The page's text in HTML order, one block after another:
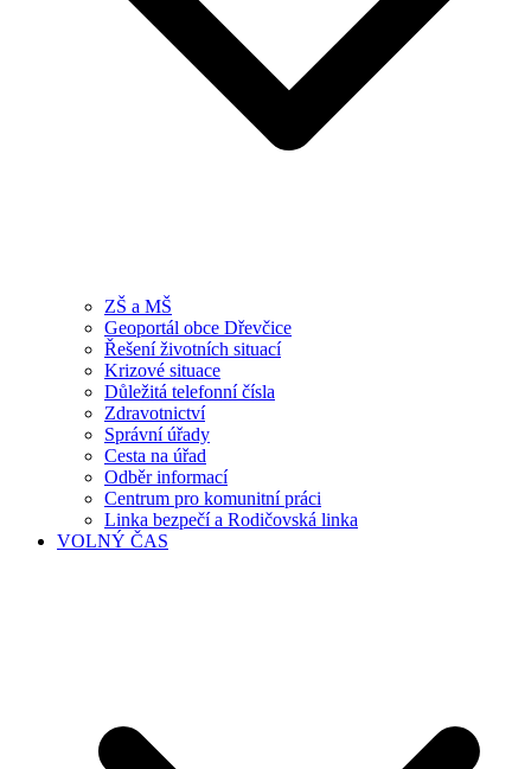
ZŠ a MŠ
Geoportál obce Dřevčice
Řešení životních situací
Krizové situace
Důležitá telefonní čísla
Zdravotnictví
Správní úřady
Cesta na úřad
Odběr informací
Centrum pro komunitní práci
Linka bezpečí a Rodičovská linka
VOLNÝ ČAS